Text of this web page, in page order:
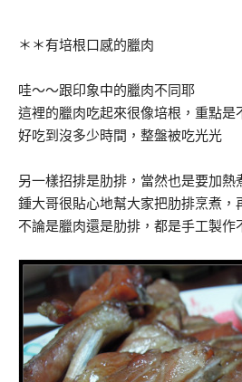
＊＊有培根口感的臘肉
哇～～跟印象中的臘肉不同耶
這裡的臘肉吃起來很像培根，重點是
好吃到沒多少時間，整盤被吃光光
另一樣招排是肋排，當然也是要加熱
鍾大哥很貼心地幫大家把肋排烹煮，
不論是臘肉還是肋排，都是手工製作